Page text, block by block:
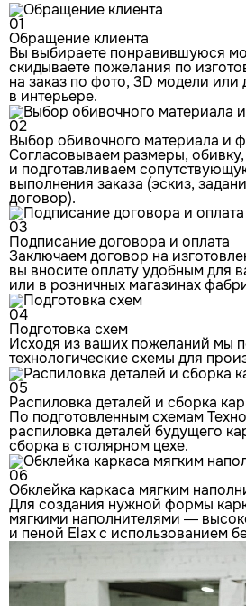
01
Обращение клиента
Вы выбираете понравившуюся
скидываете пожелания по
на заказ по фото, 3D модели или
в интерьере.
02
Выбор обивочного материала и
Согласовываем размеры,
и подготавливаем
выполнения заказа (эскиз,
договор).
03
Подписание договора и оплата
Заключаем договор на
вы вносите оплату удобным для
или в розничных магазинах
04
Подготовка схем
Исходя из ваших пожеланий мы
технологические схемы для
05
Распиловка деталей и сборка
По подготовленным схемам
распиловка деталей будущего
сборка в столярном цехе.
06
Обклейка каркаса мягким
Для создания нужной формы
мягкими наполнителями —
и пеной Elax с использованием